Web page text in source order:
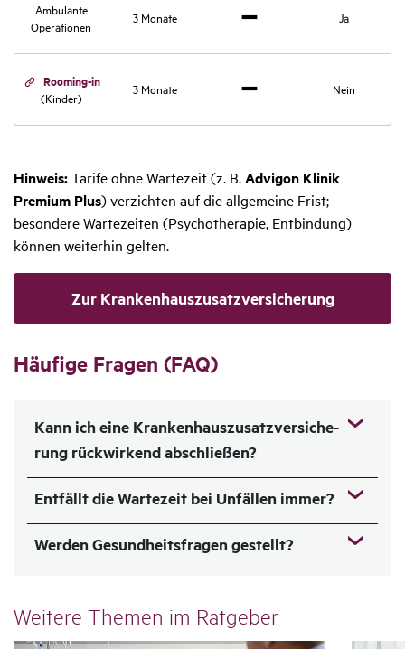
Ambu­lante
Opera­tionen
3 Monate
zutref­
Ja
Rooming-in
(Kinder)
3 Monate
zutref­
Nein
Hinweis:Tarife ohne Wartezeit (z. B.Advigon Klinik
Premium Plus) verzichten auf die allgemeine Frist;
besondere Wartezeiten (Psychotherapie, Entbindung)
können weiterhin gelten.
Zur Krankenhauszusatzversicherung
Häufige Fragen (FAQ)
Kann ich eine Kran­ken­haus­zu­satz­ver­si­che­
rung rück­wir­kend abschließen?
Entfällt die Warte­zeit bei Unfällen immer?
Werden Gesund­heits­fragen gestellt?
Weitere Themen im Ratgeber